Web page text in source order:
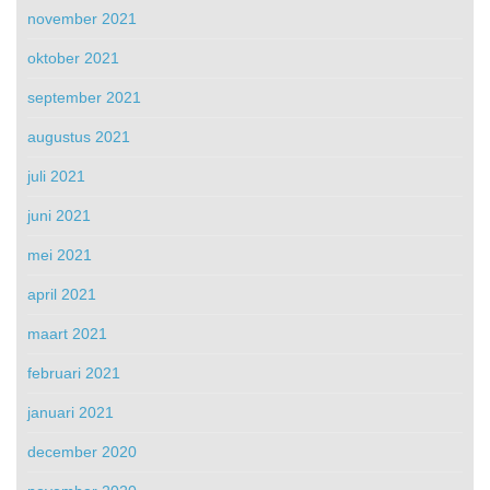
november 2021
oktober 2021
september 2021
augustus 2021
juli 2021
juni 2021
mei 2021
april 2021
maart 2021
februari 2021
januari 2021
december 2020